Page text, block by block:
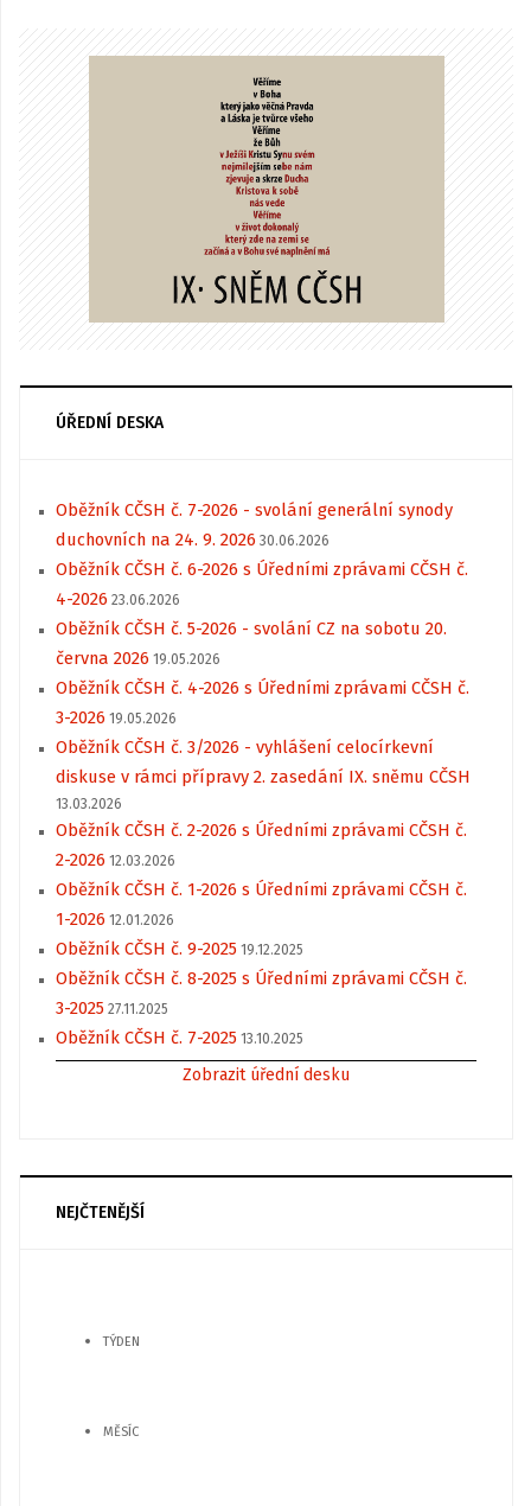
ÚŘEDNÍ DESKA
Oběžník CČSH č. 7-2026 - svolání generální synody
duchovních na 24. 9. 2026 30.06.2026
Oběžník CČSH č. 6-2026 s Úředními zprávami CČSH č.
4-2026 23.06.2026
Oběžník CČSH č. 5-2026 - svolání CZ na sobotu 20.
června 2026 19.05.2026
Oběžník CČSH č. 4-2026 s Úředními zprávami CČSH č.
3-2026 19.05.2026
Oběžník CČSH č. 3/2026 - vyhlášení celocírkevní
diskuse v rámci přípravy 2. zasedání IX. sněmu CČSH
13.03.2026
Oběžník CČSH č. 2-2026 s Úředními zprávami CČSH č.
2-2026 12.03.2026
Oběžník CČSH č. 1-2026 s Úředními zprávami CČSH č.
1-2026 12.01.2026
Oběžník CČSH č. 9-2025 19.12.2025
Oběžník CČSH č. 8-2025 s Úředními zprávami CČSH č.
3-2025 27.11.2025
Oběžník CČSH č. 7-2025 13.10.2025
Zobrazit úřední desku
NEJČTENĚJŠÍ
TÝDEN
MĚSÍC